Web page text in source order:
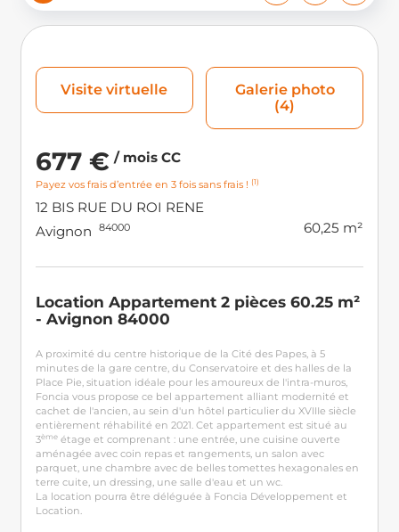
Visite virtuelle
Galerie photo
(4)
Location Appartement 2 pièces 60.25 m²
- Avignon 84000
A proximité du centre historique de la Cité des Papes, à 5
minutes de la gare centre, du Conservatoire et des halles de la
Place Pie, situation idéale pour les amoureux de l'intra-muros,
Foncia vous propose ce bel appartement alliant modernité et
cachet de l'ancien, au sein d'un hôtel particulier du XVIIIe siècle
entièrement réhabilité en 2021. Cet appartement est situé au
3èmeétage et comprenant : une entrée, une cuisine ouverte
aménagée avec coin repas et rangements, un salon avec
parquet, une chambre avec de belles tomettes hexagonales en
terre cuite, un dressing, une salle d'eau et un wc.
La location pourra être déléguée à Foncia Développement et
Location.
677 € / mois CC
Payez vos frais d’entrée en 3 fois sans frais ! (1)
12 BIS RUE DU ROI RENE
Avignon
84000 60,25 m²